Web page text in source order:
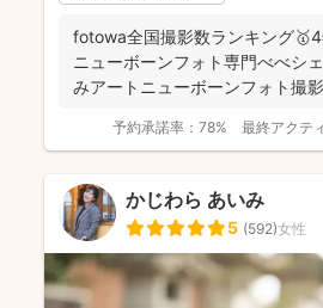
fotowa全国撮影数ランキング
ニューボーンフォト専門べべシ
みアートニューボーンフォト撮
予約承諾率： 78% 最終アクテ
かじわら あいみ
5 (592)女性